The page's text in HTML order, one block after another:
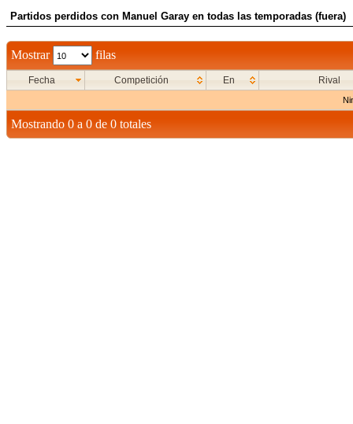
Partidos perdidos con Manuel Garay en todas las temporadas (fuera)
Mostrar filas
Fecha Competición En Rival
Mostrando 0 a 0 de 0 totales